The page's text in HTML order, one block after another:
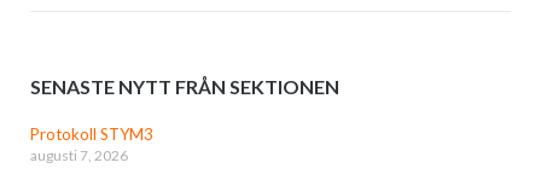
SENASTE NYTT FRÅN SEKTIONEN
Protokoll STYM3
augusti 7, 2026